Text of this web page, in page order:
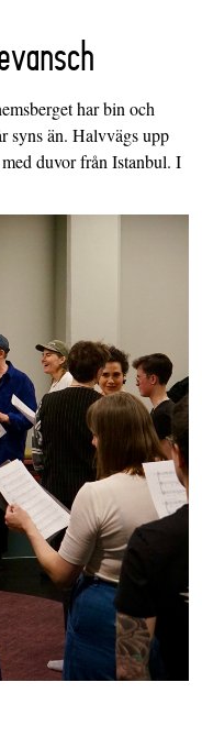
har bin och
syns än. Halvvägs upp
duvor från Istanbul. I